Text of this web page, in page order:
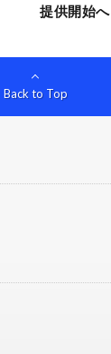
提供開始へ
Back to Top